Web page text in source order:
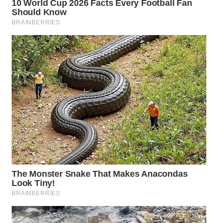
SUBANG
SUKABUMI
WN
PURWAKARTA
WN
PRIANGAN
TIMUR
WN
SEMARANG
WN
SOLO
WN